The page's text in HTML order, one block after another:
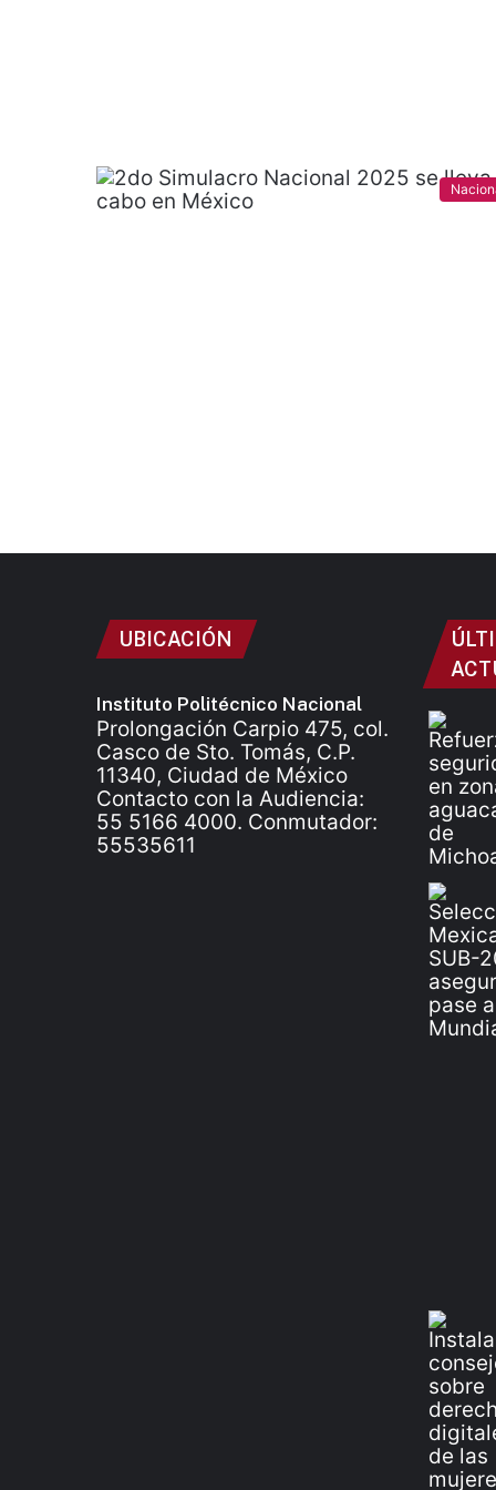
UBICACIÓN
Instituto Politécnico Nacional
Prolongación Carpio 475, col.
Casco de Sto. Tomás, C.P.
11340, Ciudad de México
Contacto con la Audiencia:
55 5166 4000. Conmutador:
55535611